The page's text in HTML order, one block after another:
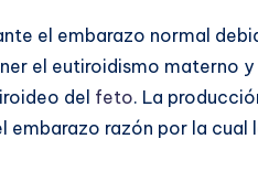
el embarazo normal
el eutiroidismo materno
del feto. La
razón por la cual